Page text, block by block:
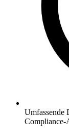
Umfassende
Compliance-